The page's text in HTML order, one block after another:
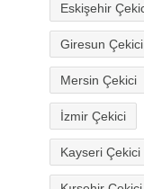
Eskişehir
Giresun Çekici
Mersin Çekici
İzmir Çekici
Kayseri Çekici